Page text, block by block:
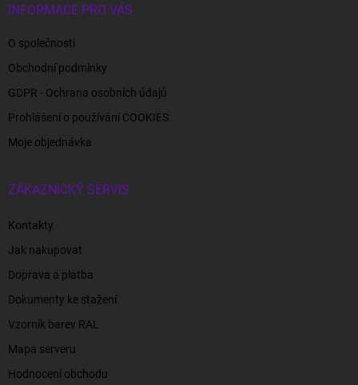
INFORMACE PRO VÁS
O společnosti
Obchodní podmínky
GDPR - Ochrana osobních údajů
Prohlášení o používání COOKIES
Moje objednávka
ZÁKAZNICKÝ SERVIS
Kontakty
Jak nakupovat
Doprava a platba
Dokumenty ke stažení
Vzorník barev RAL
Mapa serveru
Hodnocení obchodu